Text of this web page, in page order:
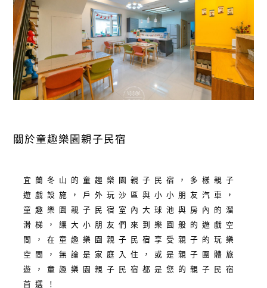
關於童趣樂園親子民宿
宜蘭冬山的童趣樂園親子民宿，多樣親子
遊戲設施，戶外玩沙區與小小朋友汽車，
童趣樂園親子民宿室內大球池與房內的溜
滑梯，讓大小朋友們來到樂園般的遊戲空
間，在童趣樂園親子民宿享受親子的玩樂
空間，無論是家庭入住，或是親子團體旅
遊，童趣樂園親子民宿都是您的親子民宿
首選！